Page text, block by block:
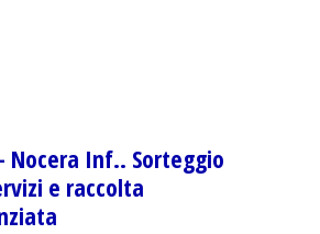
Nocera Inf.. Sorteggio
e raccolta